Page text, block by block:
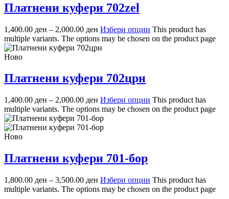
Платнени куфери 702zel
1,400.00 ден – 2,000.00 ден Избери опции This product has
multiple variants. The options may be chosen on the product page
Ново
Платнени куфери 702црн
1,400.00 ден – 2,000.00 ден Избери опции This product has
multiple variants. The options may be chosen on the product page
Ново
Платнени куфери 701-бор
1,800.00 ден – 3,500.00 ден Избери опции This product has
multiple variants. The options may be chosen on the product page